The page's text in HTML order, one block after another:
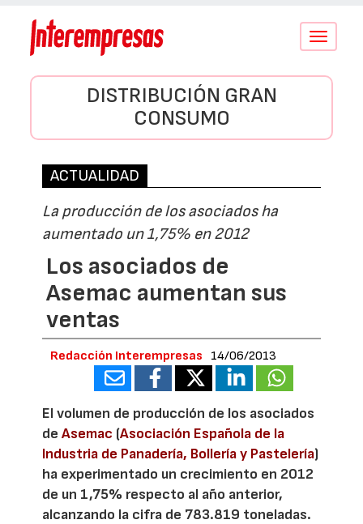
Conmutar
DISTRIBUCIÓN GRAN
CONSUMO
ACTUALIDAD
La producción de los asociados ha
aumentado un 1,75% en 2012
Los asociados de
Asemac aumentan sus
ventas
Redacción Interempresas 14/06/2013
El volumen de producción de los asociados
deAsemac (Asociación Española de la
Industria de Panadería, Bollería y Pastelería)
ha experimentado un crecimiento en 2012
de un 1,75% respecto al año anterior,
alcanzando la cifra de 783.819 toneladas.